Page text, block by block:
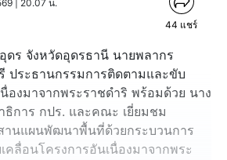
| 20.07 น.
44 แชร์
ดร จังหวัดอุดรธานี นายพลากร
ประธานกรรมการติดตามและขับ
องมาจากพระราชดำริ พร้อมด้วย นาง
ธิการ กปร. และคณะ เยี่ยมชม
านแผนพัฒนาพื้นที่ด้วยกระบวนการ
คลื่อนโครงการอันเนื่องมาจากพระ